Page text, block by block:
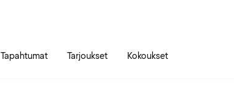
Tapahtumat Tarjoukset Kokoukset